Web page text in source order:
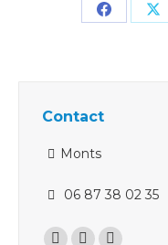
Partager
Contact
Monts
06 87 38 02 35
Trouvez nous sur :